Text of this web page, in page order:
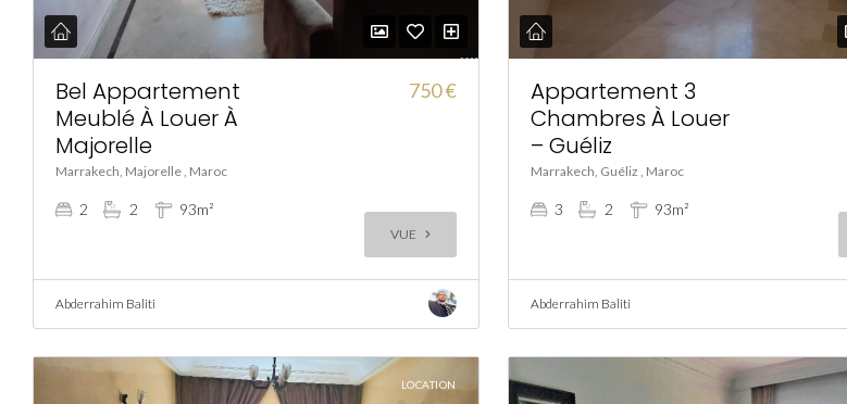
Bel Appartement
Meublé À Louer À
Majorelle
Marrakech, Majorelle , Maroc
750 €
2 2 93m²
VUE
Abderrahim Baliti
Appartement 3
Chambres À Louer
– Guéliz
Marrakech, Guéliz , Maroc
3 2 93m²
Abderrahim Baliti
LOCATION